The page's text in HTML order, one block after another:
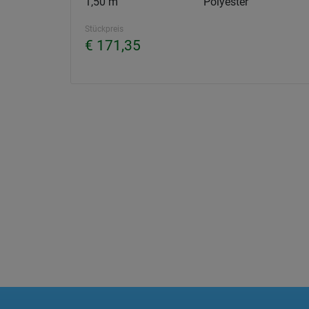
Stückpreis
€ 171,35